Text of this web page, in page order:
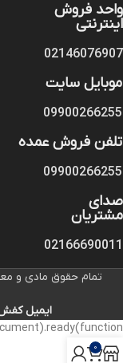
واحد فروش
اینترنتی
02146076907
موبایل سایت
09900266255
تلفن فروش عمده
09900266255
صدای
مشتریان
02166690011
تمام حقوق مادی و
ایمیل
0
{